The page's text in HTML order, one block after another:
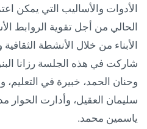
الأدوات والأساليب التي يمكن
الحالي من أجل تقوية الروابط
الأبناء من خلال الأنشطة الثقافية
شاركت في هذه الجلسة رزانا
وحنان الحمد، خبيرة في التعليم،
سليمان العقيل، وأدارت الحوار
ياسمين محمد.